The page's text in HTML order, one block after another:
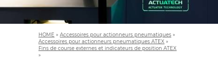
HOME » Accessoires pour actionneurs pneumatiques »
Accessoires pour actionneurs pneumatiques ATEX »
Fins de course externes et indicateurs de position ATEX
»